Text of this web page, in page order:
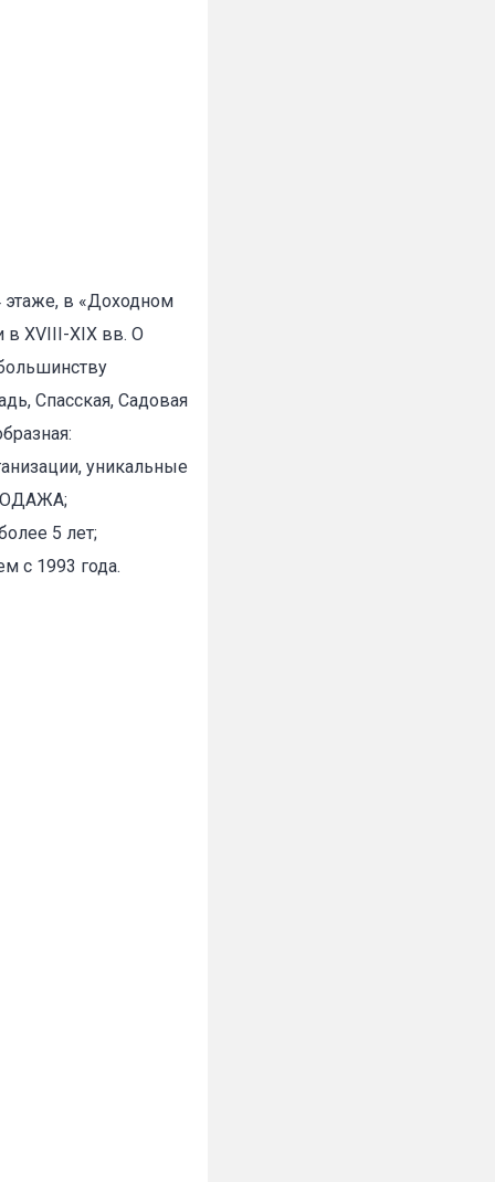
в «Доходном
в XVIII-XIX вв. О
Спасская, Садовая
уникальные
5 лет;
с 1993 года.